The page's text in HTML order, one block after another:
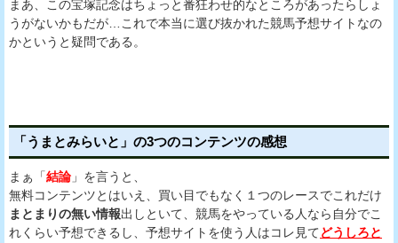
まあ、この宝塚記念はちょっと番狂わせ的なところがあったらしょ
うがないかもだが…これで本当に選び抜かれた競馬予想サイトなの
かというと疑問である。
「うまとみらいと」の3つのコンテンツの感想
まぁ「結論 」を言うと、
無料コンテンツとはいえ、買い目でもなく１つのレースでこれだけ
まとまりの無い情報出しといて、競馬をやっている人なら自分でこ
れくらい予想できるし、予想サイトを使う人はコレ見てどうしろと